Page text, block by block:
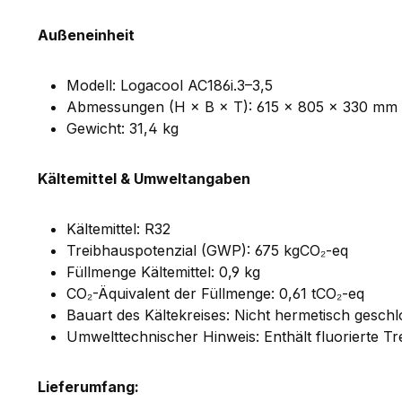
Außeneinheit
Modell: Logacool AC186i.3–3,5
Abmessungen (H × B × T): 615 × 805 × 330 mm
Gewicht: 31,4 kg
Kältemittel & Umweltangaben
Kältemittel: R32
Treibhauspotenzial (GWP): 675 kgCO₂-eq
Füllmenge Kältemittel: 0,9 kg
CO₂-Äquivalent der Füllmenge: 0,61 tCO₂-eq
Bauart des Kältekreises: Nicht hermetisch
Umwelttechnischer Hinweis: Enthält fluorierte
Lieferumfang: